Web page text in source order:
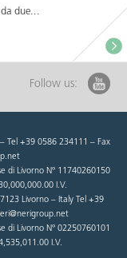
due...
Follow us:
Tel +39 0586 234111 – Fax
di Livorno N° 11740260150
I.V.
Livorno – Italy Tel +39
di Livorno N° 02250760101
I.V.